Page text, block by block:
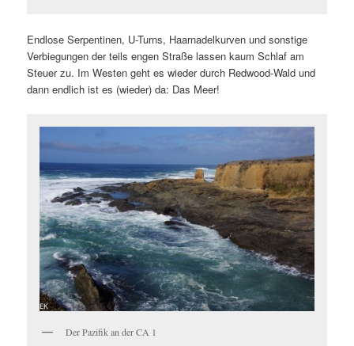
Endlose Serpentinen, U-Turns, Haarnadelkurven und sonstige
Verbiegungen der teils engen Straße lassen kaum Schlaf am
Steuer zu. Im Westen geht es wieder durch Redwood-Wald und
dann endlich ist es (wieder) da: Das Meer!
Der Pazifik an der CA 1